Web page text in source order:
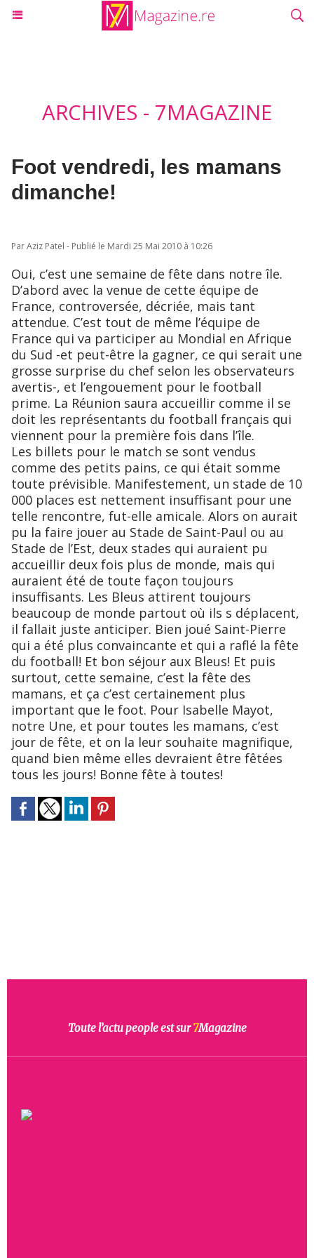
ARCHIVES - 7MAGAZINE
Foot vendredi, les mamans
dimanche!
Par Aziz Patel - Publié le Mardi 25 Mai 2010 à 10:26
Oui, c’est une semaine de fête dans notre île.
D’abord avec la venue de cette équipe de
France, controversée, décriée, mais tant
attendue. C’est tout de même l’équipe de
France qui va participer au Mondial en Afrique
du Sud -et peut-être la gagner, ce qui serait une
grosse surprise du chef selon les observateurs
avertis-, et l’engouement pour le football
prime. La Réunion saura accueillir comme il se
doit les représentants du football français qui
viennent pour la première fois dans l’île.
Les billets pour le match se sont vendus
comme des petits pains, ce qui était somme
toute prévisible. Manifestement, un stade de 10
000 places est nettement insuffisant pour une
telle rencontre, fut-elle amicale. Alors on aurait
pu la faire jouer au Stade de Saint-Paul ou au
Stade de l’Est, deux stades qui auraient pu
accueillir deux fois plus de monde, mais qui
auraient été de toute façon toujours
insuffisants. Les Bleus attirent toujours
beaucoup de monde partout où ils s déplacent,
il fallait juste anticiper. Bien joué Saint-Pierre
qui a été plus convaincante et qui a raflé la fête
du football! Et bon séjour aux Bleus! Et puis
surtout, cette semaine, c’est la fête des
mamans, et ça c’est certainement plus
important que le foot. Pour Isabelle Mayot,
notre Une, et pour toutes les mamans, c’est
jour de fête, et on la leur souhaite magnifique,
quand bien même elles devraient être fêtées
tous les jours! Bonne fête à toutes!
Toute l’actu people est sur7Magazine